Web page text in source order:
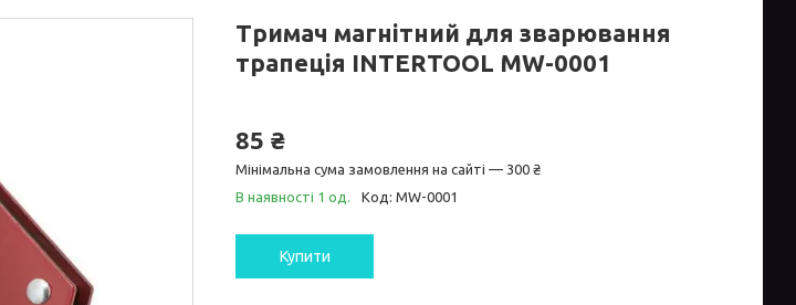
Тримач магнітний для зварювання
трапеція INTERTOOL MW-0001
85 ₴
Мінімальна сума замовлення на сайті — 300 ₴
В наявності 1 од.
Код: MW-0001
Купити